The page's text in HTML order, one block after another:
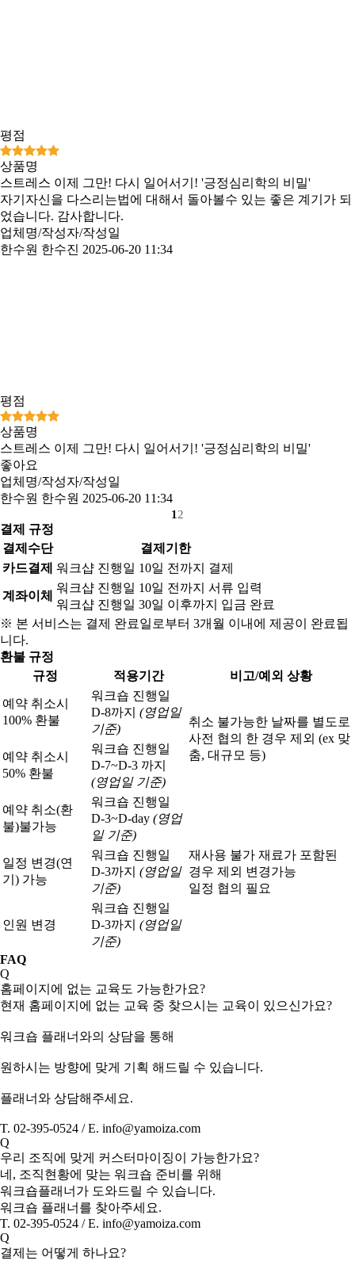
평점
상품명
스트레스 이제 그만! 다시 일어서기! '긍정심리학의 비밀'
자기자신을 다스리는법에 대해서 돌아볼수 있는 좋은 계기가 되
었습니다. 감사합니다.
업체명/작성자/작성일
한수원 한수진 2025-06-20 11:34
평점
상품명
스트레스 이제 그만! 다시 일어서기! '긍정심리학의 비밀'
좋아요
업체명/작성자/작성일
한수원 한수원 2025-06-20 11:34
1 2
결제 규정
결제수단
결제기한
카드결제 워크샵 진행일 10일 전까지 결제
계좌이체
워크샵 진행일 10일 전까지 서류 입력
워크샵 진행일 30일 이후까지 입금 완료
※ 본 서비스는 결제 완료일로부터 3개월 이내에 제공이 완료됩
니다.
환불 규정
규정
적용기간 비고/예외 상황
예약 취소시
100% 환불
워크숍 진행일
D-8까지 (영업일
기준)
취소 불가능한 날짜를 별도로
사전 협의 한 경우 제외 (ex 맞
춤, 대규모 등)
예약 취소시
50% 환불
워크숍 진행일
D-7~D-3 까지
(영업일 기준)
예약 취소(환
불)불가능
워크숍 진행일
D-3~D-day (영업
일 기준)
일정 변경(연
기) 가능
워크숍 진행일
D-3까지 (영업일
기준)
재사용 불가 재료가 포함된
경우 제외 변경가능
일정 협의 필요
인원 변경
워크숍 진행일
D-3까지 (영업일
기준)
FAQ
Q
홈페이지에 없는 교육도 가능한가요?
현재 홈페이지에 없는 교육 중 찾으시는 교육이 있으신가요?
워크숍 플래너와의 상담을 통해
원하시는 방향에 맞게 기획 해드릴 수 있습니다.
플래너와 상담해주세요.
T. 02-395-0524 / E. info@yamoiza.com
Q
우리 조직에 맞게 커스터마이징이 가능한가요?
네, 조직현황에 맞는 워크숍 준비를 위해
워크숍플래너가 도와드릴 수 있습니다.
워크숍 플래너를 찾아주세요.
T. 02-395-0524 / E. info@yamoiza.com
Q
결제는 어떻게 하나요?